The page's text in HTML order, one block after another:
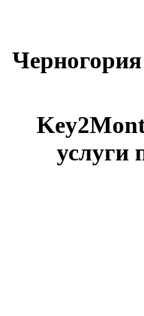
Черногория
услуги